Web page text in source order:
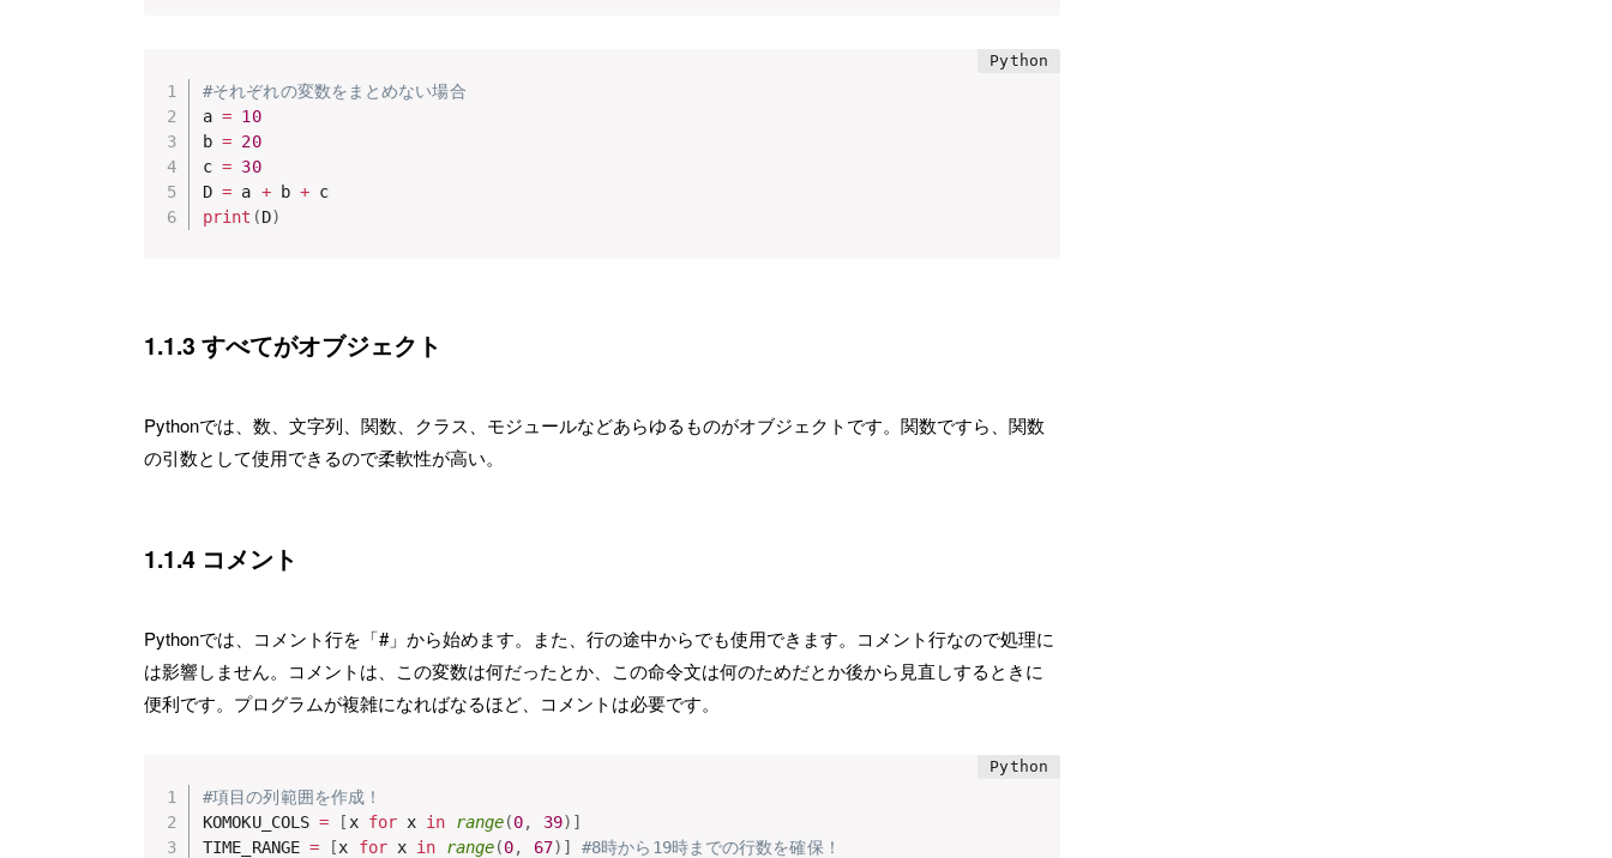
#それぞれの変数をまとめない場合
a = 10
b = 20
c = 30
D = a + b +
print (D)
1.1.3 すべてがオブジェクト
Pythonでは、数、文字列、関数、クラス、モジュールなどあらゆるものがオブジェクトです。関数ですら、関数
の引数として使用できるので柔軟性が高い。
1.1.4 コメント
Pythonでは、コメント行を「#」から始めます。また、行の途中からでも使用できます。コメント行なので処理に
は影響しません。コメントは、この変数は何だったとか、この命令文は何のためだとか後から見直しするときに
便利です。プログラムが複雑になればなるほど、コメントは必要です。
#項目の列範囲を作成！
KOMOKU_COLS = [ x for x in range(0, 39) ]
TIME_RANGE = [x for x in range(0, 67) ] #8時から19時までの行数を確保！